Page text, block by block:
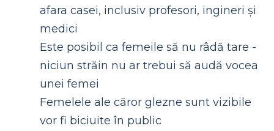
afara casei, inclusiv profesori, ingineri și
medici
Este posibil ca femeile să nu râdă tare -
niciun străin nu ar trebui să audă vocea
unei femei
Femelele ale căror glezne sunt vizibile
vor fi biciuite în public